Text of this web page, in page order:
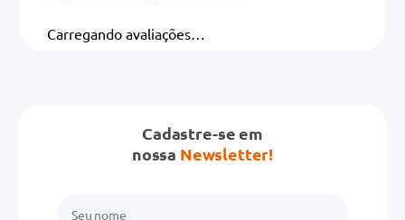
Carregando avaliações…
Cadastre-se em
nossa Newsletter!